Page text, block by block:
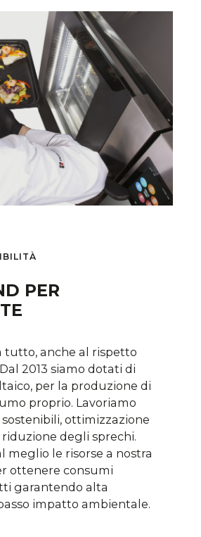
PER
tutto, anche al rispetto
2013 siamo dotati di
per la produzione di
proprio. Lavoriamo
ottimizzazione
degli sprechi.
meglio le risorse a nostra
ottenere consumi
garantendo alta
impatto ambientale.